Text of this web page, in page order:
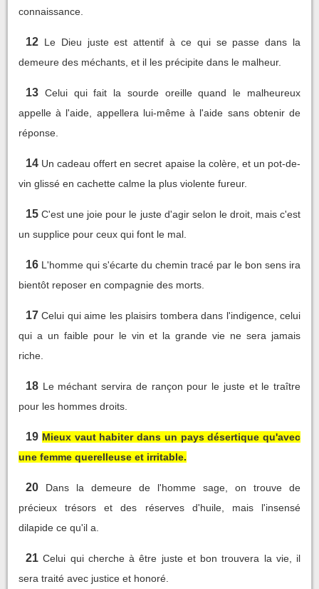
connaissance.
12 Le Dieu juste est attentif à ce qui se passe dans la
demeure des méchants, et il les précipite dans le malheur.
13 Celui qui fait la sourde oreille quand le malheureux
appelle à l'aide, appellera lui-même à l'aide sans obtenir de
réponse.
14 Un cadeau offert en secret apaise la colère, et un pot-de-
vin glissé en cachette calme la plus violente fureur.
15 C'est une joie pour le juste d'agir selon le droit, mais c'est
un supplice pour ceux qui font le mal.
16 L'homme qui s'écarte du chemin tracé par le bon sens ira
bientôt reposer en compagnie des morts.
17 Celui qui aime les plaisirs tombera dans l'indigence, celui
qui a un faible pour le vin et la grande vie ne sera jamais
riche.
18 Le méchant servira de rançon pour le juste et le traître
pour les hommes droits.
19 Mieux vaut habiter dans un pays désertique qu'avec
une femme querelleuse et irritable.
20
Dans la demeure de l'homme sage, on trouve de
précieux trésors et des réserves d'huile, mais l'insensé
dilapide ce qu'il a.
21 Celui qui cherche à être juste et bon trouvera la vie, il
sera traité avec justice et honoré.